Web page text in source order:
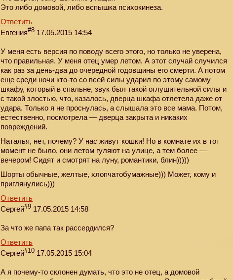
Это либо домовой, либо вспышка психокинеза.
Ответить
Евгения#8 17.05.2015 14:54
У меня есть версия по поводу всего этого, но только не уверена,
что правильная. У меня отец умер летом. А этот случай случился
как раз за день-два до очередной годовщины его смерти. А потом
еще среди ночи кто-то со всей силы ударил по этому самому
шкафу, который в спальне, звук был такой оглушительной силы и
с такой злостью, что, казалось, дверца шкафа отлетела даже от
удара. Только я не проснулась, а слышала это все мама. Потом,
естественно, посмотрела — дверца закрыта и никаких
повреждений.
Наталья, нет, почему? У нас живут кошки! Но в комнате их в тот
момент не было, они летом гуляют на улице, а тем более —
вечером! Сидят и смотрят на луну, романтики, блин)))))
Шорты обычные, желтые, хлопчатобумажные))) Может, кому и
приглянулись)))
Ответить
Сергей#9 17.05.2015 14:58
За что же папа так рассердился?
Ответить
Сергей#10 17.05.2015 15:04
А я почему-то склонен думать, что это не отец, а домовой